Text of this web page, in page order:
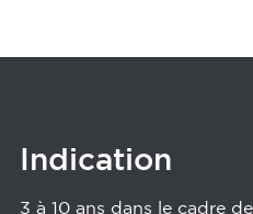
Indication
3 à 10 ans dans le cadre